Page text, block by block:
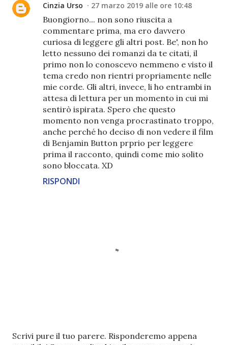
Cinzia Urso 27 marzo 2019 alle ore 10:48
Buongiorno... non sono riuscita a
commentare prima, ma ero davvero
curiosa di leggere gli altri post. Be', non ho
letto nessuno dei romanzi da te citati, il
primo non lo conoscevo nemmeno e visto il
tema credo non rientri propriamente nelle
mie corde. Gli altri, invece, li ho entrambi in
attesa di lettura per un momento in cui mi
sentirò ispirata. Spero che questo
momento non venga procrastinato troppo,
anche perché ho deciso di non vedere il film
di Benjamin Button prprio per leggere
prima il racconto, quindi come mio solito
sono bloccata. XD
RISPONDI
P
Scrivi pure il tuo parere. Risponderemo appena